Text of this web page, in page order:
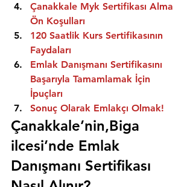
Çanakkale Myk Sertifikası Alma
Ön Koşulları
120 Saatlik Kurs Sertifikasının
Faydaları
Emlak Danışmanı Sertifikasını
Başarıyla Tamamlamak İçin
İpuçları
Sonuç Olarak Emlakçı Olmak!
Çanakkale’nin,Biga
ilcesi’nde Emlak
Danışmanı Sertifikası